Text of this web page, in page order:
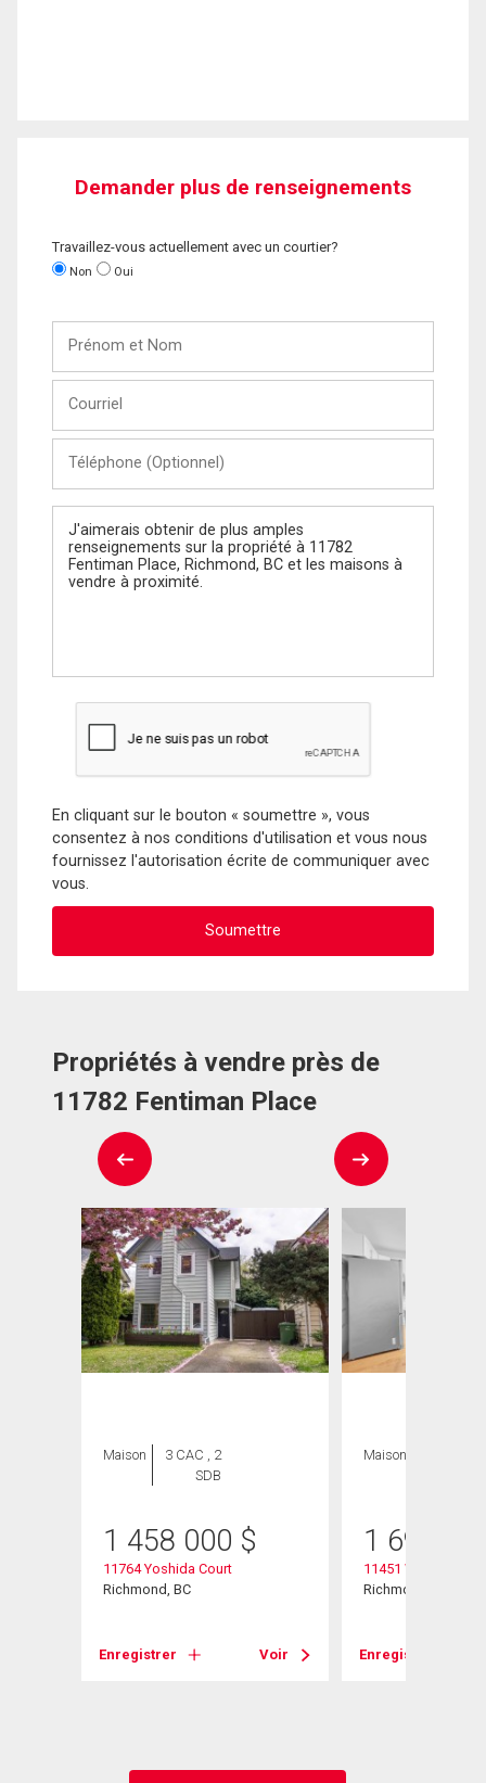
Demander plus de renseignements
Travaillez-vous actuellement avec un courtier?
Non Oui
Nom
(Optionnel)
Message
En cliquant sur le bouton « soumettre », vous
consentez à nos conditions d'utilisation et vous nous
fournissez l'autorisation écrite de communiquer avec
vous.
Propriétés à vendre près de
11782 Fentiman Place
Maison
3 CAC , 2
SDB
1 458 000 $
11764 Yoshida Court
Richmond, BC
Enregistrer Voir
Maison
1 699
11451 Windward
Richmond, BC
Enregistrer